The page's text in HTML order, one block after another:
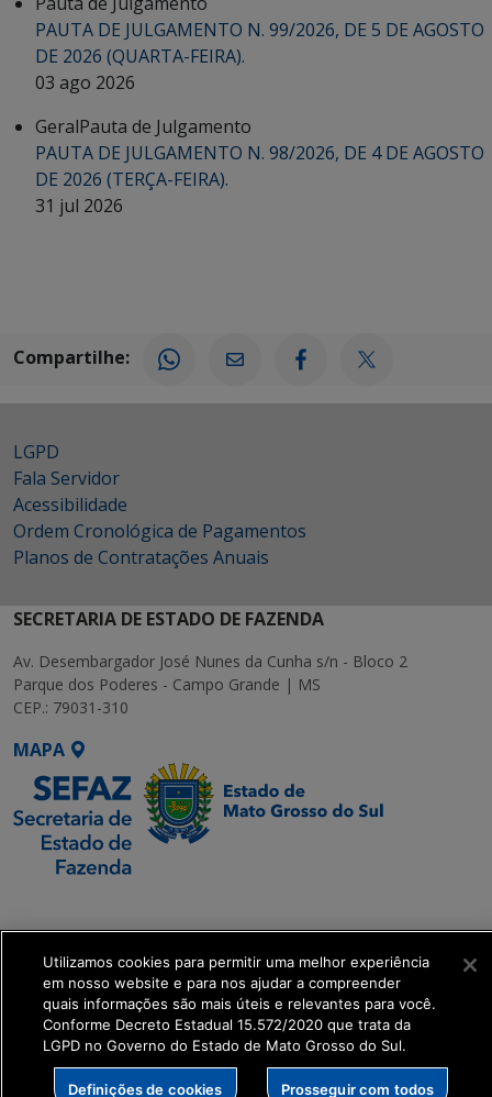
PAUTA DE JULGAMENTO N. 99/2026, DE 5 DE AGOSTO
DE 2026 (QUARTA-FEIRA).
03 ago 2026
GeralPauta de Julgamento
PAUTA DE JULGAMENTO N. 98/2026, DE 4 DE AGOSTO
DE 2026 (TERÇA-FEIRA).
31 jul 2026
Compartilhe:
LGPD
Fala Servidor
Acessibilidade
Ordem Cronológica de Pagamentos
Planos de Contratações Anuais
SECRETARIA DE ESTADO DE FAZENDA
Av. Desembargador José Nunes da Cunha s/n - Bloco 2
Parque dos Poderes - Campo Grande | MS
CEP.: 79031-310
MAPA
Executiva de
Transformação Digital
get_footer();
Utilizamos cookies para permitir uma melhor experiência
em nosso website e para nos ajudar a compreender
quais informações são mais úteis e relevantes para você.
Conforme Decreto Estadual 15.572/2020 que trata da
LGPD no Governo do Estado de Mato Grosso do Sul.
Definições de cookies Prosseguir com todos